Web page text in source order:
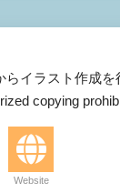
らイラスト作成
copying
Website